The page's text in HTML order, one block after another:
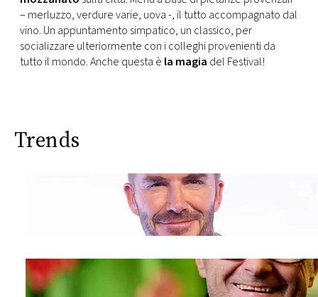
– merluzzo, verdure varie, uova -, il tutto accompagnato dal
vino. Un appuntamento simpatico, un classico, per
socializzare ulteriormente con i colleghi provenienti da
tutto il mondo. Anche questa è la magia del Festival!
Trends